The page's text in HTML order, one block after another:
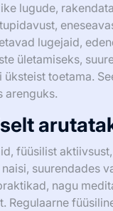
lugude,
lugejaid,
ületamiseks,
toetama.
arenguks.
füüsilist
suurendades
nagu